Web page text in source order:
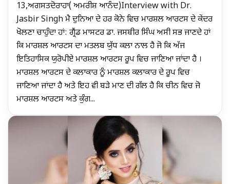
13,ਅਗਸਤਦੋਰਾਹਾ( ਅਮਰੀਸ਼ ਆਨੰਦ)Interview with Dr.
Jasbir Singh ਮੈ ਦੁਨਿਆ ਦੇ ਹਰ ਕੋਨੇ ਵਿਚ ਮਾਰਸ਼ਲ ਆਰਟਸ ਦੇ ਕੇਂਦਰ
ਖੋਲਣਾ ਚਾਹੁੰਦਾ ਹਾਂ: ਗ੍ਰੈਂਡ ਮਾਸਟਰ ਡਾ. ਜਸਬੀਰ ਸਿੰਘ ਅਸੀ ਸਭ ਜਾਣਦੇ ਹਾਂ
ਕਿ ਮਾਰਸ਼ਲ ਆਰਟਸ ਦਾ ਮਤਲਬ ਯੁੱਧ ਕਲਾ ਨਾਲ ਹੈ ਜੋ ਕਿ ਅੱਜ
ਇਤਿਹਾਸਿਕ ਯੁਰੋਪੀਏ ਮਾਰਸ਼ਲ ਆਰਟਸ ਰੂਪ ਵਿਚ ਜਾਣਿਆ ਜਾਂਦਾ ਹੈ ।
ਮਾਰਸ਼ਲ ਆਰਟਸ ਦੇ ਕਲਾਕਾਰ ਨੂੰ ਮਾਰਸ਼ਲ ਕਲਾਕਾਰ ਦੇ ਰੂਪ ਵਿਚ
ਜਾਣਿਆ ਜਾਂਦਾ ਹੈ ਅਤੇ ਇਹ ਵੀ ਬੜੇ ਮਾਣ ਦੀ ਗੱਲ ਹੈ ਕਿ ਚੀਨ ਵਿਚ ਜੋ
ਮਾਰਸ਼ਲ ਆਰਟਸ ਅਤੇ ਕੁੰਗ...